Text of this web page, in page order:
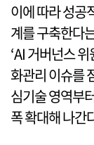
이에 따라 성공
계를 구축한다
‘AI 거버넌스
화관리 이슈를
심기술 영역부
폭 확대해 나간